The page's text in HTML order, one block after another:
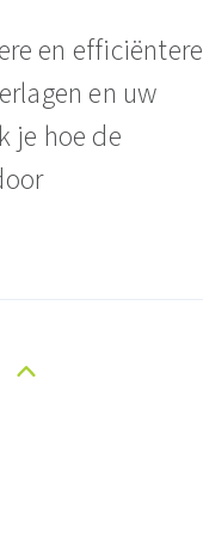
en efficiëntere
en uw
je hoe de